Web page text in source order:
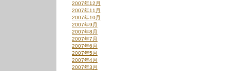
2007年12月
2007年11月
2007年10月
2007年9月
2007年8月
2007年7月
2007年6月
2007年5月
2007年4月
2007年3月